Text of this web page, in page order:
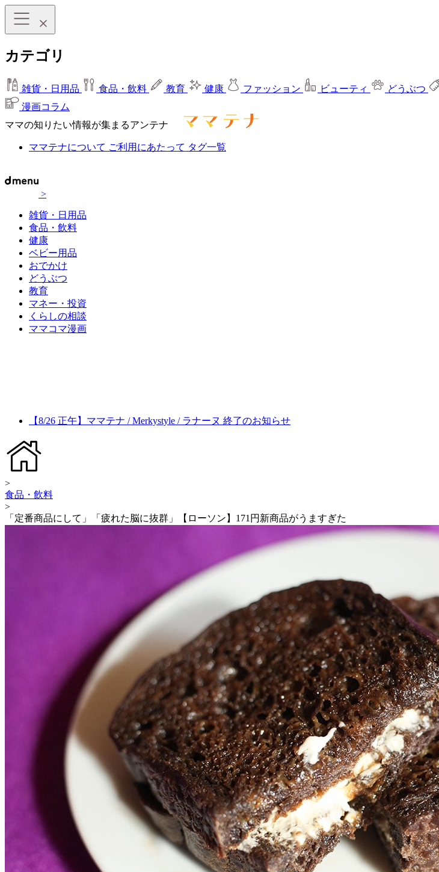
カテゴリ
雑貨・日用品 食品・飲料 教育 健康 ファッション ビューティ どうぶつ
漫画コラム
ママの知りたい情報が集まるアンテナ
ママテナについて ご利用にあたって タグ一覧
>
雑貨・日用品
食品・飲料
健康
ベビー用品
おでかけ
どうぶつ
教育
マネー・投資
くらしの相談
ママコマ漫画
【8/26 正午】ママテナ / Merkystyle / ラナーヌ 終了のお知らせ
>
食品・飲料
>
「定番商品にして」「疲れた脳に抜群」【ローソン】171円新商品がうますぎた